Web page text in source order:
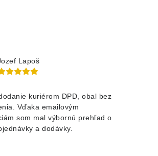
Lapoš
kuriérom DPD, obal bez
Vďaka emailovým
som mal výbornú prehľad o
a dodávky.